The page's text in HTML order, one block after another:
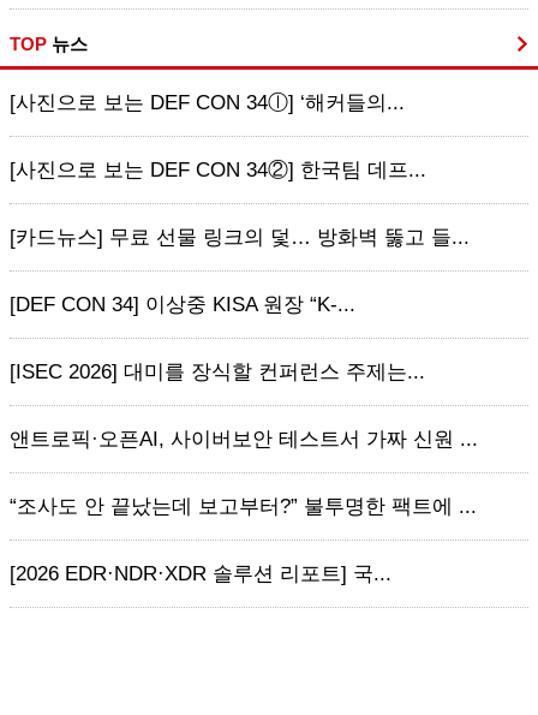
TOP 뉴스
[사진으로 보는 DEF CON 34ⓛ] ‘해커들의...
[사진으로 보는 DEF CON 34②] 한국팀 데프...
[카드뉴스] 무료 선물 링크의 덫… 방화벽 뚫고 들...
[DEF CON 34] 이상중 KISA 원장 “K-...
[ISEC 2026] 대미를 장식할 컨퍼런스 주제는...
앤트로픽·오픈AI, 사이버보안 테스트서 가짜 신원 ...
“조사도 안 끝났는데 보고부터?” 불투명한 팩트에 ...
[2026 EDR·NDR·XDR 솔루션 리포트] 국...